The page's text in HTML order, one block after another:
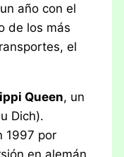
año con el
de los más
el
Queen, un
Dich).
1997 por
en alemán